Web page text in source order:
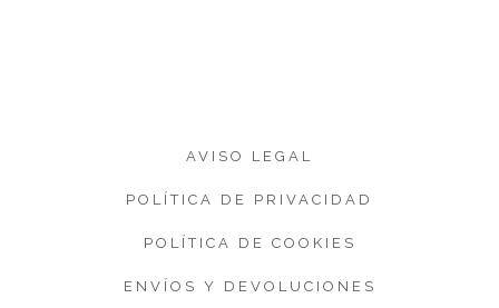
AVISO LEGAL
POLÍTICA DE PRIVACIDAD
POLÍTICA DE COOKIES
ENVÍOS Y DEVOLUCIONES